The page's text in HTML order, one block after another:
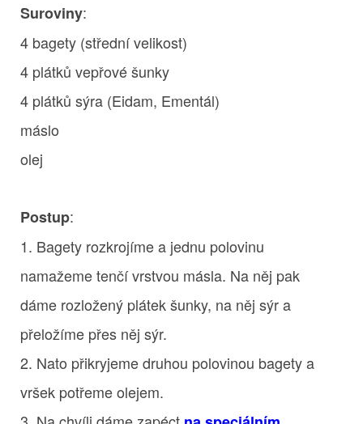
Suroviny:
4 bagety (střední velikost)
4 plátků vepřové šunky
4 plátků sýra (Eidam, Ementál)
máslo
olej
Postup:
1. Bagety rozkrojíme a jednu polovinu
namažeme tenčí vrstvou másla. Na něj pak
dáme rozložený plátek šunky, na něj sýr a
přeložíme přes něj sýr.
2. Nato přikryjeme druhou polovinou bagety a
vršek potřeme olejem.